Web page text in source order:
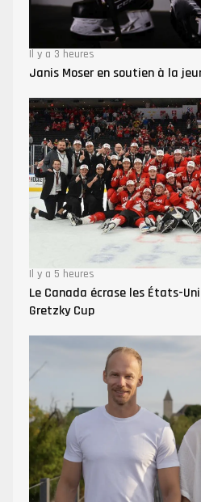
Il y a 3 heures
Janis Moser en soutien à la
Il y a 5 heures
Le Canada écrase les États-
Gretzky Cup